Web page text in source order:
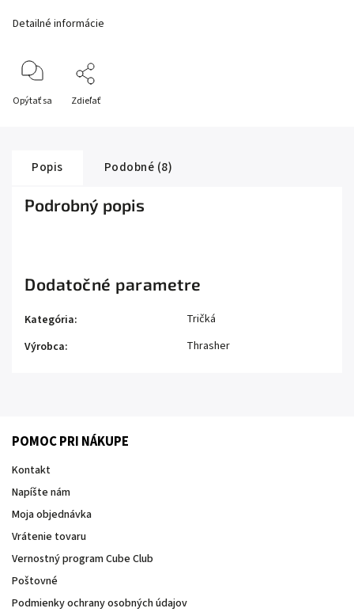
Detailné informácie
Opýtať sa Zdieľať
Popis Podobné (8)
Podrobný popis
Dodatočné parametre
Kategória:
Tričká
Výrobca: Thrasher
POMOC PRI NÁKUPE
Kontakt
Napíšte nám
Moja objednávka
Vrátenie tovaru
Vernostný program Cube Club
Poštovné
Podmienky ochrany osobných údajov